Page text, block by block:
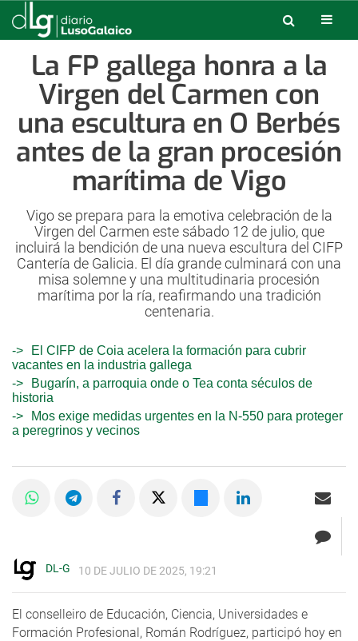
La FP gallega honra a la
Virgen del Carmen con
una escultura en O Berbés
antes de la gran procesión
marítima de Vigo
Vigo se prepara para la emotiva celebración de la
Virgen del Carmen este sábado 12 de julio, que
incluirá la bendición de una nueva escultura del CIFP
Cantería de Galicia. El día grande culminará con una
misa solemne y una multitudinaria procesión
marítima por la ría, reafirmando una tradición
centenaria.
El CIFP de Coia acelera la formación para cubrir
vacantes en la industria gallega
Bugarín, a parroquia onde o Tea conta séculos de
historia
Mos exige medidas urgentes en la N-550 para proteger
a peregrinos y vecinos
DL-G 10 DE JULIO DE 2025, 19:21
El conselleiro de Educación, Ciencia, Universidades e
Formación Profesional, Román Rodríguez, participó hoy en